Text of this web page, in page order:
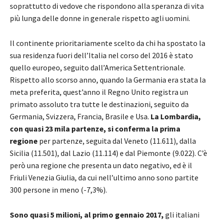
soprattutto di vedove che rispondono alla speranza di vita
più lunga delle donne in generale rispetto agli uomini.
Il continente prioritariamente scelto da chi ha spostato la
sua residenza fuori dell’Italia nel corso del 2016 è stato
quello europeo, seguito dall’America Settentrionale.
Rispetto allo scorso anno, quando la Germania era stata la
meta preferita, quest’anno il Regno Unito registra un
primato assoluto tra tutte le destinazioni, seguito da
Germania, Svizzera, Francia, Brasile e Usa. La Lombardia,
con quasi 23 mila partenze, si conferma la prima
regione per partenze, seguita dal Veneto (11.611), dalla
Sicilia (11.501), dal Lazio (11.114) e dal Piemonte (9.022). C’è
però una regione che presenta un dato negativo, ed è il
Friuli Venezia Giulia, da cui nell’ultimo anno sono partite
300 persone in meno (-7,3%).
Sono quasi 5 milioni, al primo gennaio 2017, gli italiani